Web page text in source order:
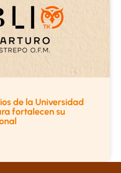
de la Universidad
fortalecen su